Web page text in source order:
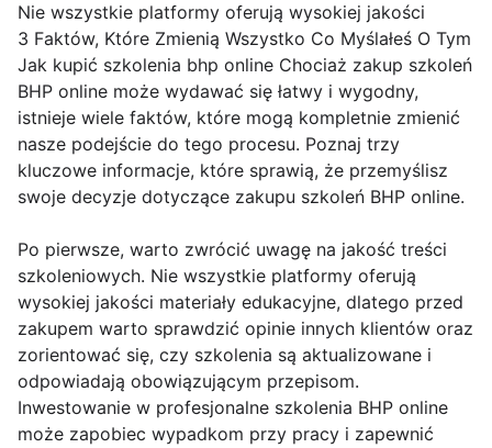
Nie wszystkie platformy oferują wysokiej jakości
3 Faktów, Które Zmienią Wszystko Co Myślałeś O Tym
Jak kupić szkolenia bhp online Chociaż zakup szkoleń
BHP online może wydawać się łatwy i wygodny,
istnieje wiele faktów, które mogą kompletnie zmienić
nasze podejście do tego procesu. Poznaj trzy
kluczowe informacje, które sprawią, że przemyślisz
swoje decyzje dotyczące zakupu szkoleń BHP online.
Po pierwsze, warto zwrócić uwagę na jakość treści
szkoleniowych. Nie wszystkie platformy oferują
wysokiej jakości materiały edukacyjne, dlatego przed
zakupem warto sprawdzić opinie innych klientów oraz
zorientować się, czy szkolenia są aktualizowane i
odpowiadają obowiązującym przepisom.
Inwestowanie w profesjonalne szkolenia BHP online
może zapobiec wypadkom przy pracy i zapewnić